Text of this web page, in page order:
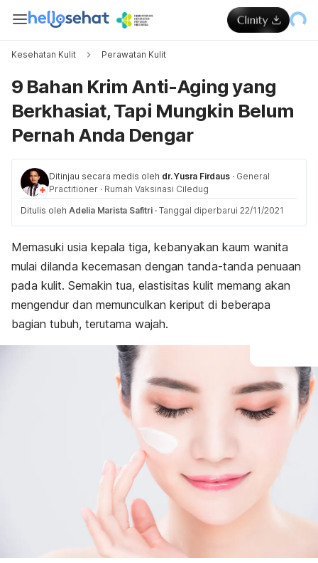
Kesehatan Kulit Perawatan Kulit
9 Bahan Krim Anti-Aging yang
Berkhasiat, Tapi Mungkin Belum
Pernah Anda Dengar
Ditinjau secara medis oleh dr. Yusra Firdaus · General
Practitioner · Rumah Vaksinasi Ciledug
Ditulis oleh Adelia Marista Safitri · Tanggal diperbarui 22/11/2021
Memasuki usia kepala tiga, kebanyakan kaum wanita
mulai dilanda kecemasan dengan tanda-tanda penuaan
pada kulit. Semakin tua, elastisitas kulit memang akan
mengendur dan memunculkan keriput di beberapa
bagian tubuh, terutama wajah.